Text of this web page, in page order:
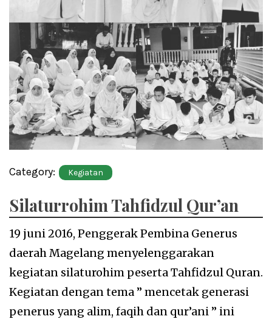
Category: Kegiatan
Silaturrohim Tahfidzul Qur’an
19 juni 2016, Penggerak Pembina Generus
daerah Magelang menyelenggarakan
kegiatan silaturohim peserta Tahfidzul Quran.
Kegiatan dengan tema ” mencetak generasi
penerus yang alim, faqih dan qur’ani ” ini